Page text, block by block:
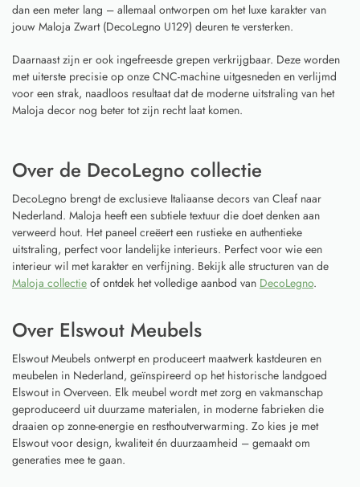
dan een meter lang – allemaal ontworpen om het luxe karakter van
jouw Maloja Zwart (DecoLegno U129) deuren te versterken.
Daarnaast zijn er ook ingefreesde grepen verkrijgbaar. Deze worden
met uiterste precisie op onze CNC-machine uitgesneden en verlijmd
voor een strak, naadloos resultaat dat de moderne uitstraling van het
Maloja decor nog beter tot zijn recht laat komen.
Over de DecoLegno collectie
DecoLegno brengt de exclusieve Italiaanse decors van Cleaf naar
Nederland. Maloja heeft een subtiele textuur die doet denken aan
verweerd hout. Het paneel creëert een rustieke en authentieke
uitstraling, perfect voor landelijke interieurs. Perfect voor wie een
interieur wil met karakter en verfijning. Bekijk alle structuren van de
Maloja collectie of ontdek het volledige aanbod van DecoLegno.
Over Elswout Meubels
Elswout Meubels ontwerpt en produceert maatwerk kastdeuren en
meubelen in Nederland, geïnspireerd op het historische landgoed
Elswout in Overveen. Elk meubel wordt met zorg en vakmanschap
geproduceerd uit duurzame materialen, in moderne fabrieken die
draaien op zonne-energie en resthoutverwarming. Zo kies je met
Elswout voor design, kwaliteit én duurzaamheid – gemaakt om
generaties mee te gaan.